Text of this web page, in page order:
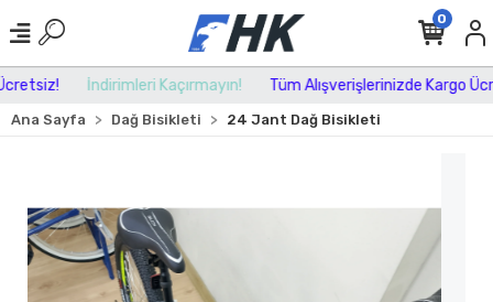
İndirimleri Kaçırmayın! Tüm Alışverişlerinizde Kargo
0
Ana Sayfa Dağ Bisikleti 24 Jant Dağ Bisikleti